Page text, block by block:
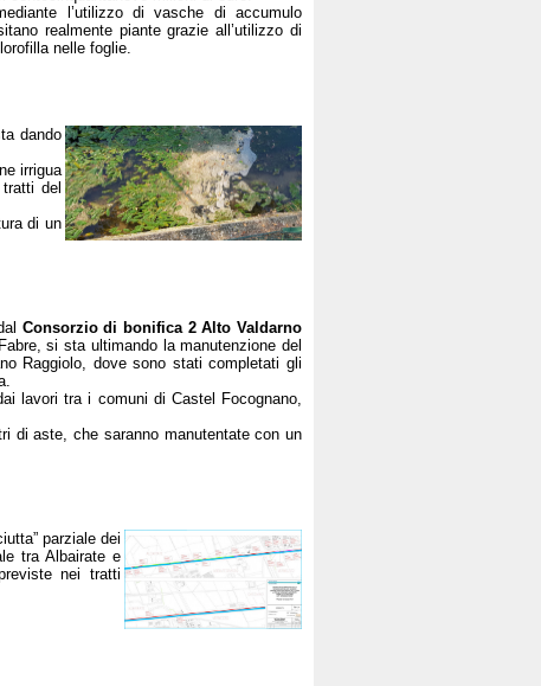
l’utilizzo di vasche di accumulo
realmente piante grazie all’utilizzo di
nelle foglie.
dando
irrigua
del
di un
Consorzio di bonifica 2 Alto Valdarno
si sta ultimando la manutenzione del
Raggiolo, dove sono stati completati gli
lavori tra i comuni di Castel Focognano,
di aste, che saranno manutentate con un
parziale dei
tra Albairate e
nei tratti